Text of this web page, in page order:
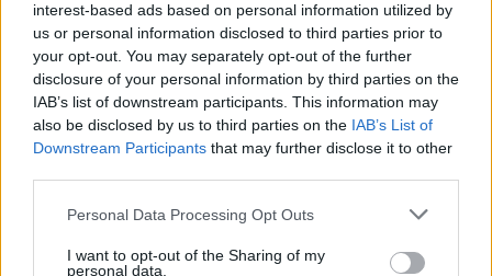
interest-based ads based on personal information utilized by
us or personal information disclosed to third parties prior to
your opt-out. You may separately opt-out of the further
disclosure of your personal information by third parties on the
IAB’s list of downstream participants. This information may
also be disclosed by us to third parties on the IAB’s List of
Downstream Participants that may further disclose it to other
Please note that this website/app uses one or more Google
not limited to your visit or usage behaviour. You may click to
Personal Data Processing Opt Outs
I want to opt-out of the Sharing of my
personal data.